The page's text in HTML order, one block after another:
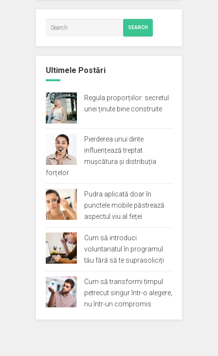
SEARCH
Ultimele Postări
Regula proporțiilor: secretul
unei ținute bine construite
Pierderea unui dinte
influențează treptat
mușcătura și distribuția
forțelor
Pudra aplicată doar în
punctele mobile păstrează
aspectul viu al feței
Cum să introduci
voluntariatul în programul
tău fără să te suprasoliciți
Cum să transformi timpul
petrecut singur într-o alegere,
nu într-un compromis